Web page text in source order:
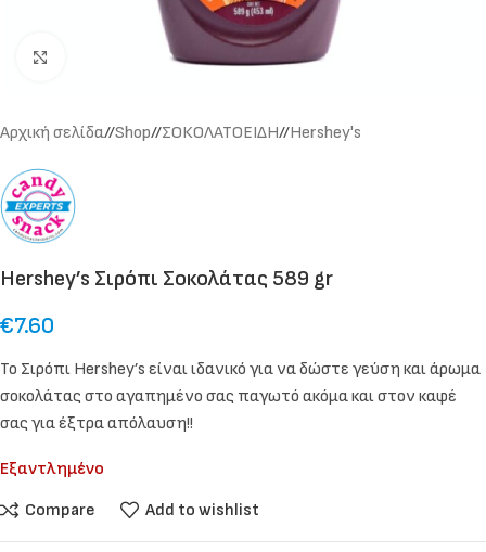
Αρχική σελίδα/ Shop/ ΣΟΚΟΛΑΤΟΕΙΔΗ/ Hershey's
Hershey’s Σιρόπι Σοκολάτας 589 gr
€7.60
Το Σιρόπι Hershey’s είναι ιδανικό για να δώστε γεύση και άρωμα
σοκολάτας στο αγαπημένο σας παγωτό ακόμα και στον καφέ
σας για έξτρα απόλαυση!!
Εξαντλημένο
Compare
Add to wishlist